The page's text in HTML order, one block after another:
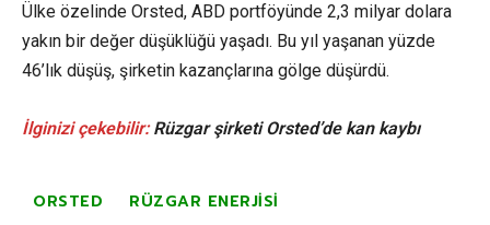
Ülke özelinde Orsted, ABD portföyünde 2,3 milyar dolara
yakın bir değer düşüklüğü yaşadı. Bu yıl yaşanan yüzde
46’lık düşüş, şirketin kazançlarına gölge düşürdü.
İlginizi çekebilir: Rüzgar şirketi Orsted’de kan kaybı
ORSTED RÜZGAR ENERJISI